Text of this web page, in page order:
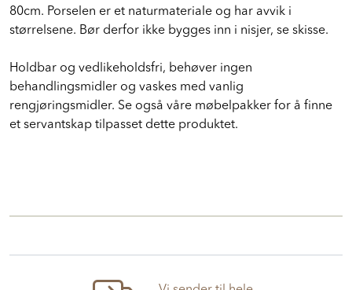
80cm. Porselen er et naturmateriale og har avvik i
størrelsene. Bør derfor ikke bygges inn i nisjer, se skisse.
Holdbar og vedlikeholdsfri, behøver ingen
behandlingsmidler og vaskes med vanlig
rengjøringsmidler. Se også våre møbelpakker for å finne
et servantskap tilpasset dette produktet.